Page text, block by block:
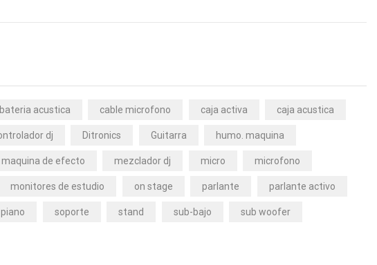
bateria acustica cable microfono caja activa caja acustica
dj Ditronics Guitarra humo. maquina
maquina de efecto mezclador dj micro microfono
monitores de estudio on stage parlante parlante activo
piano soporte stand sub-bajo sub woofer